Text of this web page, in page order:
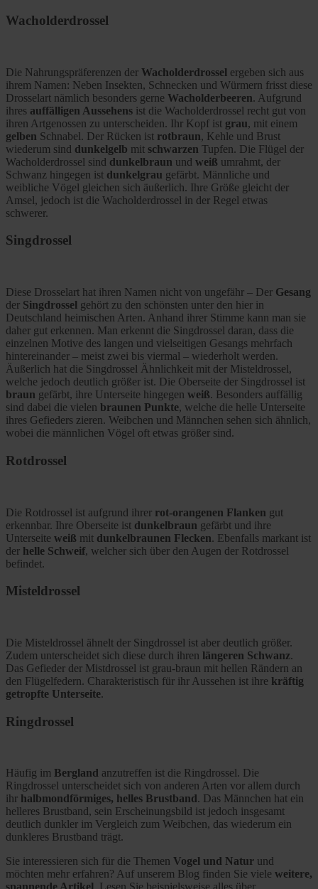
Wacholderdrossel
Die Nahrungspräferenzen der Wacholderdrossel ergeben sich aus
ihrem Namen: Neben Insekten, Schnecken und Würmern frisst diese
Drosselart nämlich besonders gerne Wacholderbeeren. Aufgrund
ihres auffälligen Aussehens ist die Wacholderdrossel recht gut von
ihren Artgenossen zu unterscheiden. Ihr Kopf ist grau, mit einem
gelben Schnabel. Der Rücken ist rotbraun, Kehle und Brust
wiederum sind dunkelgelb mit schwarzen Tupfen. Die Flügel der
Wacholderdrossel sind dunkelbraun und weiß umrahmt, der
Schwanz hingegen ist dunkelgrau gefärbt. Männliche und
weibliche Vögel gleichen sich äußerlich. Ihre Größe gleicht der
Amsel, jedoch ist die Wacholderdrossel in der Regel etwas
schwerer.
Singdrossel
Diese Drosselart hat ihren Namen nicht von ungefähr – Der Gesang
der Singdrossel gehört zu den schönsten unter den hier in
Deutschland heimischen Arten. Anhand ihrer Stimme kann man sie
daher gut erkennen. Man erkennt die Singdrossel daran, dass die
einzelnen Motive des langen und vielseitigen Gesangs mehrfach
hintereinander – meist zwei bis viermal – wiederholt werden.
Äußerlich hat die Singdrossel Ähnlichkeit mit der Misteldrossel,
welche jedoch deutlich größer ist. Die Oberseite der Singdrossel ist
braun gefärbt, ihre Unterseite hingegen weiß. Besonders auffällig
sind dabei die vielen braunen Punkte, welche die helle Unterseite
ihres Gefieders zieren. Weibchen und Männchen sehen sich ähnlich,
wobei die männlichen Vögel oft etwas größer sind.
Rotdrossel
Die Rotdrossel ist aufgrund ihrer rot-orangenen Flanken gut
erkennbar. Ihre Oberseite ist dunkelbraun gefärbt und ihre
Unterseite weiß mit dunkelbraunen Flecken. Ebenfalls markant ist
der helle Schweif, welcher sich über den Augen der Rotdrossel
befindet.
Misteldrossel
Die Misteldrossel ähnelt der Singdrossel ist aber deutlich größer.
Zudem unterscheidet sich diese durch ihren längeren Schwanz.
Das Gefieder der Mistdrossel ist grau-braun mit hellen Rändern an
den Flügelfedern. Charakteristisch für ihr Aussehen ist ihre kräftig
getropfte Unterseite.
Ringdrossel
Häufig im Bergland anzutreffen ist die Ringdrossel. Die
Ringdrossel unterscheidet sich von anderen Arten vor allem durch
ihr halbmondförmiges, helles Brustband. Das Männchen hat ein
helleres Brustband, sein Erscheinungsbild ist jedoch insgesamt
deutlich dunkler im Vergleich zum Weibchen, das wiederum ein
dunkleres Brustband trägt.
Sie interessieren sich für die Themen Vogel und Natur und
möchten mehr erfahren? Auf unserem Blog finden Sie viele weitere,